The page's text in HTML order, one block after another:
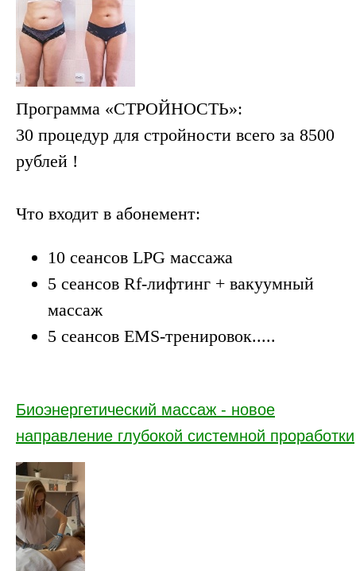
Программа «СТРОЙНОСТЬ»:
30 процедур для стройности всего за 8500
рублей !
Что входит в абонемент:
10 сеансов LPG массажа
5 сеансов Rf-лифтинг + вакуумный
массаж
5 сеансов EMS-тренировок.....
Биоэнергетический массаж - новое
направление глубокой системной проработки